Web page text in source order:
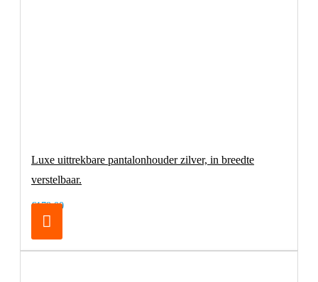
Luxe uittrekbare pantalonhouder zilver, in breedte
verstelbaar.
€179,00